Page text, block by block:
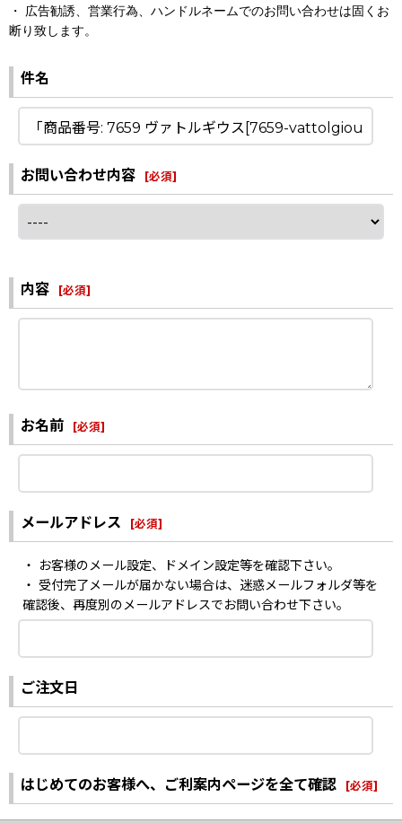
・ 広告勧誘、営業行為、ハンドルネームでのお問い合わせは固くお
断り致します。
件名
お問い合わせ内容 [必須]
内容 [必須]
お名前 [必須]
メールアドレス [必須]
・ お客様のメール設定、ドメイン設定等を確認下さい。
・ 受付完了メールが届かない場合は、迷惑メールフォルダ等を
確認後、再度別のメールアドレスでお問い合わせ下さい。
ご注文日
はじめてのお客様へ、ご利案内ページを全て確認 [必須]